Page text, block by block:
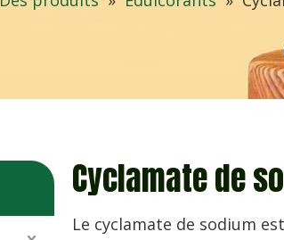
Cyclamate de
Le cyclamate de sodium